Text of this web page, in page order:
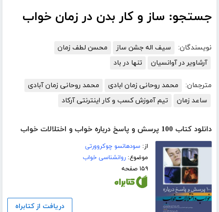
جستجو: ساز و کار بدن در زمان خواب
نویسندگان: سیف اله جشن ساز
محسن لطف زمان
آرشاویر در آوانسیان
تنها در باد
مترجمان: محمد روحانی زمان ابادی
محمد روحانی زمان آبادی
ساعد زمان
تیم آموزش کسب و کار اینترنتی آرکاد
دانلود کتاب ‫100 پرسش و پاسخ درباره خواب و اختلالات خواب
از:سودهانسو چوکروورتی
موضوع:روانشناسی خواب
۱۵۹ صفحه
دریافت از کتابراه